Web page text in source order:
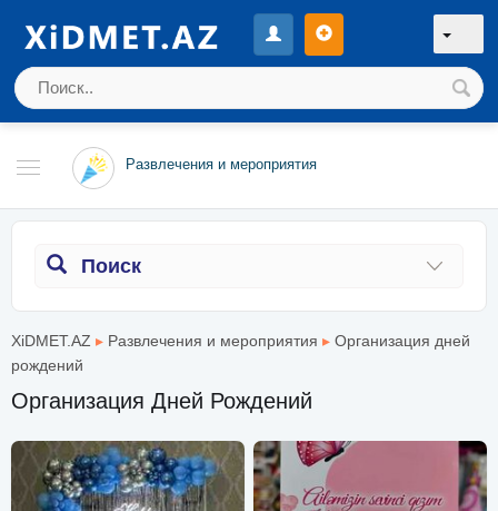
Развлечения и мероприятия
Поиск
XiDMET.AZ ▸ Развлечения и мероприятия ▸ Организация дней
рождений
Организация Дней Рождений